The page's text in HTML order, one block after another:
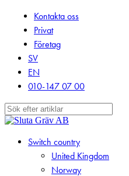
content
Kontakta oss
Privat
Företag
SV
EN
010-147 07 00
Close
search
Menu
Switch country
United Kingdom
Norway